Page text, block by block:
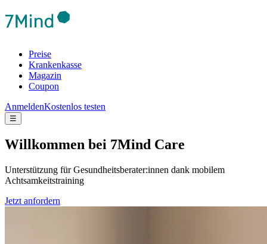
Preise
Krankenkasse
Magazin
Coupon
AnmeldenKostenlos testen
☰
Will­kom­men bei 7Mind Care
Unterstützung für Gesundheitsberater:innen dank mobilem
Achtsamkeitstraining
Jetzt anfordern